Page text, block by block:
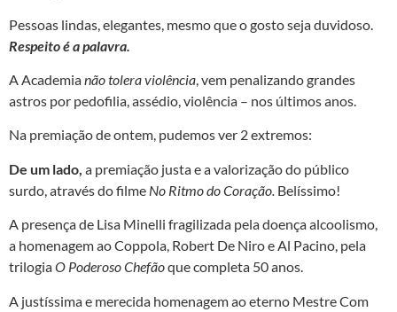
Pessoas lindas, elegantes, mesmo que o gosto seja duvidoso.
Respeito é a palavra.
A Academianão tolera violência, vem penalizando grandes
astros por pedofilia, assédio, violência – nos últimos anos.
Na premiação de ontem, pudemos ver 2 extremos:
De um lado, a premiação justa e a valorização do público
surdo, através do filme No Ritmo do Coração. Belíssimo!
A presença de Lisa Minelli fragilizada pela doença alcoolismo,
a homenagem ao Coppola, Robert De Niro e Al Pacino, pela
trilogiaO Poderoso Chefãoque completa 50 anos.
A justíssima e merecida homenagem ao eterno Mestre Com